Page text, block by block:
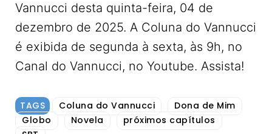
Vannucci desta quinta-feira, 04 de
dezembro de 2025. A Coluna do Vannucci
é exibida de segunda à sexta, às 9h, no
Canal do Vannucci, no Youtube. Assista!
TAGS Coluna do Vannucci
Dona de Mim
Globo
Novela
próximos capítulos